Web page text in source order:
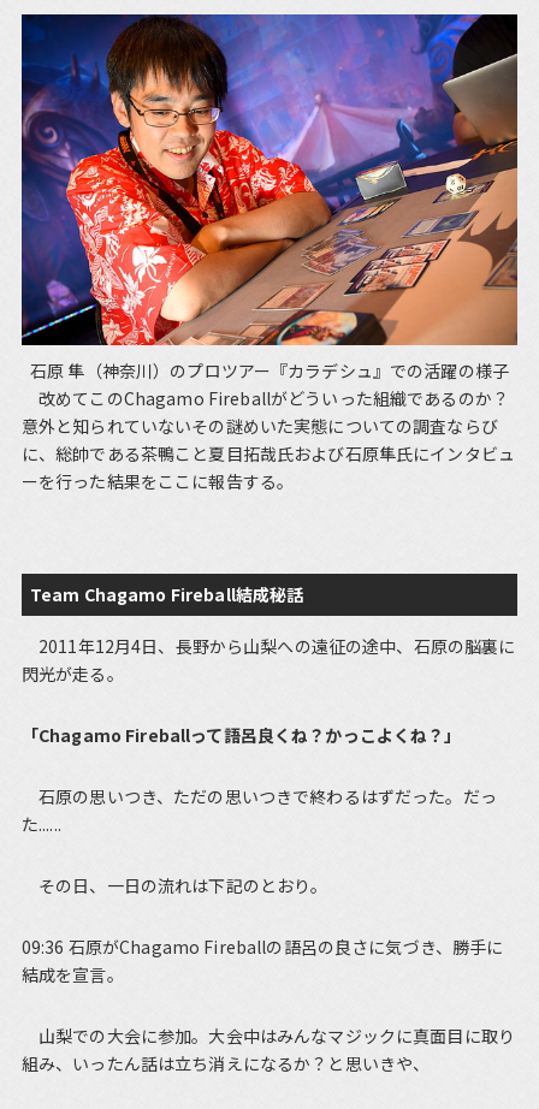
石原 隼（神奈川）のプロツアー『カラデシュ』での活躍の様子
改めてこのChagamo Fireballがどういった組織であるのか？
意外と知られていないその謎めいた実態についての調査ならび
に、総帥である茶鴨こと夏目拓哉氏および石原隼氏にインタビュ
ーを行った結果をここに報告する。
Team Chagamo Fireball結成秘話
2011年12月4日、長野から山梨への遠征の途中、石原の脳裏に
閃光が走る。
「Chagamo Fireballって語呂良くね？かっこよくね？」
石原の思いつき、ただの思いつきで終わるはずだった。だっ
た......
その日、一日の流れは下記のとおり。
09:36 石原がChagamo Fireballの語呂の良さに気づき、勝手に
結成を宣言。
山梨での大会に参加。大会中はみんなマジックに真面目に取り
組み、いったん話は立ち消えになるか？と思いきや、